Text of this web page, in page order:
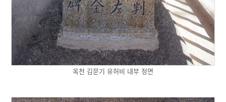
옥천 김문기 유허비 내부 정면